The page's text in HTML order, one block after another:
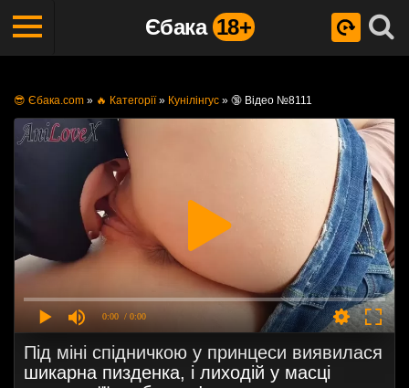
Єбака 18+
😎 Єбака.com » 🔥 Категорії» Кунілінгус » 🔞 Відео №8111
0:00 / 0:00
Під міні спідничкою у принцеси виявилася
шикарна пизденка, і лиходій у масці